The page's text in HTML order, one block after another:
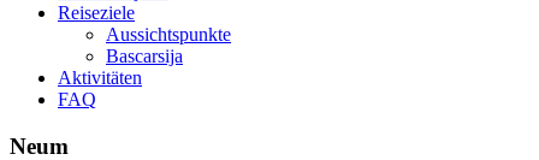
Reiseziele
Aussichtspunkte
Bascarsija
Aktivitäten
FAQ
Neum